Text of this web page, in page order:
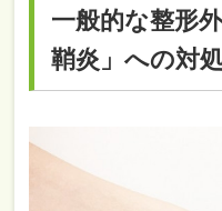
一般的な整形
鞘炎」への対